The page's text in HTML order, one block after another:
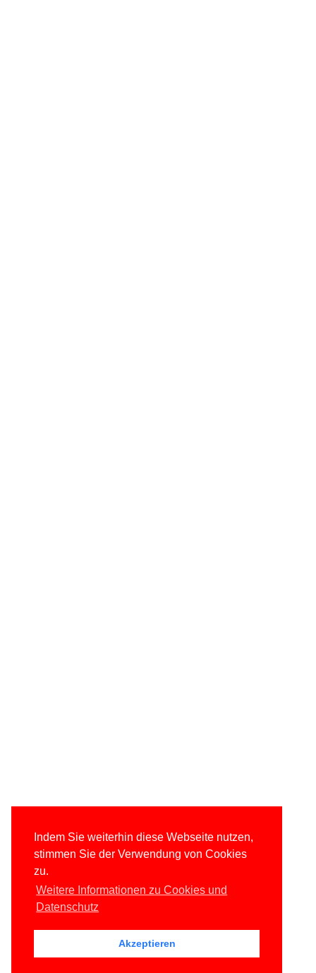
Indem Sie weiterhin diese Webseite nutzen,
stimmen Sie der Verwendung von Cookies
zu.
Weitere Informationen zu Cookies und
Datenschutz
Akzeptieren